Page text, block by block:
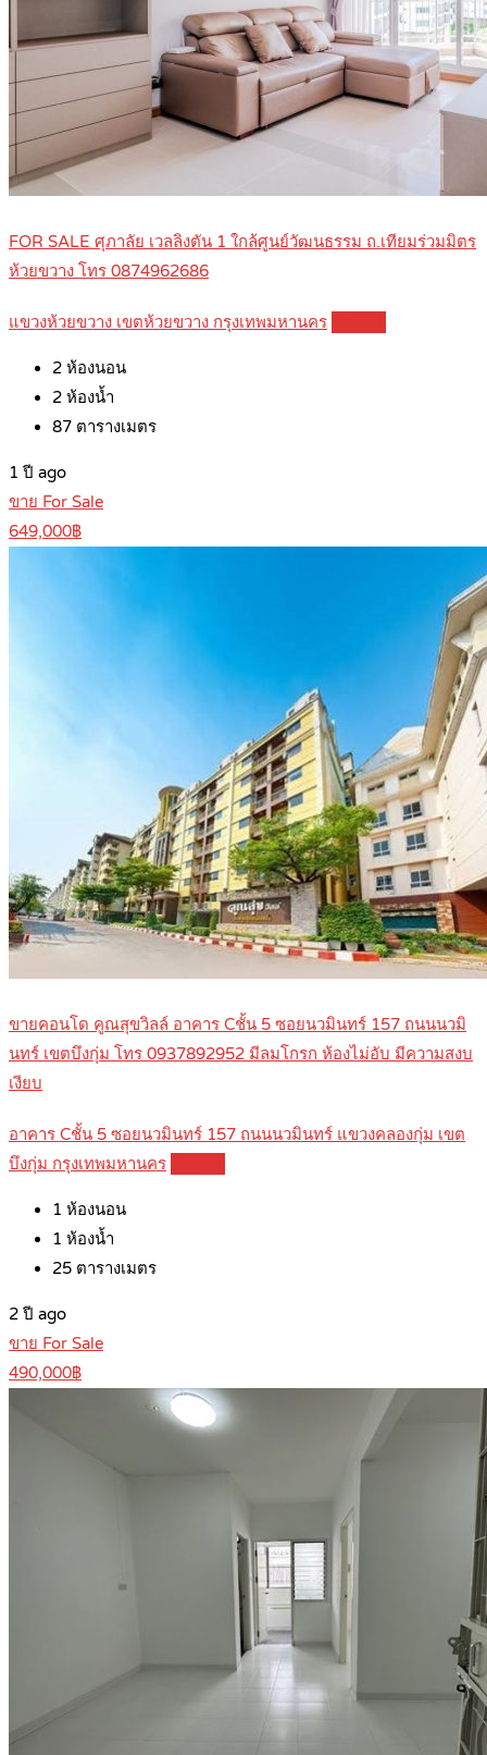
FOR SALE ศุภาลัย เวลลิงตัน 1 ใกล้ศูนย์วัฒนธรรม ถ.เทียมร่วมมิตร
ห้วยขวาง โทร 0874962686
แขวงห้วยขวาง เขตห้วยขวาง กรุงเทพมหานคร
2 ห้องนอน
2 ห้องน้ำ
87 ตารางเมตร
1 ปี ago
ขาย For Sale
649,000฿
ขายคอนโด คูณสุขวิลล์ อาคาร Cชั้น 5 ซอยนวมินทร์ 157 ถนนนวมิ
นทร์ เขตบึงกุ่ม โทร 0937892952 มีลมโกรก ห้องไม่อับ มีความสงบ
เงียบ
อาคาร Cชั้น 5 ซอยนวมินทร์ 157 ถนนนวมินทร์ แขวงคลองกุ่ม เขต
บึงกุ่ม กรุงเทพมหานคร
1 ห้องนอน
1 ห้องน้ำ
25 ตารางเมตร
2 ปี ago
ขาย For Sale
490,000฿